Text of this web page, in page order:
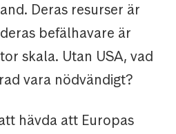
Deras resurser är
befälhavare är
skala. Utan USA, vad
vara nödvändigt?
hävda att Europas